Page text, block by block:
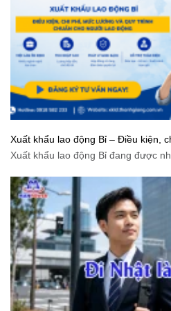
Xuất khẩu lao động Bỉ – Điều kiện,
trình chuẩn cho người lao động
Xuất khẩu lao động Bỉ đang được